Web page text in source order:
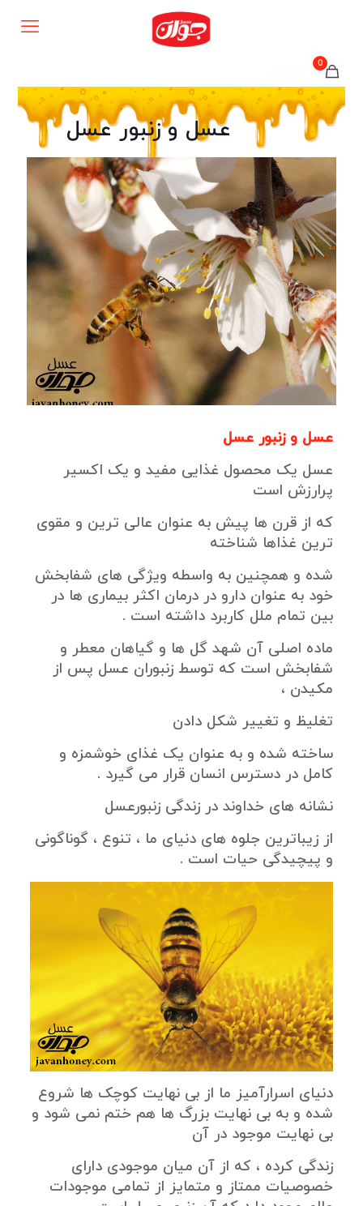
0
عسل و زنبور عسل
عسل و زنبور عسل
عسل یک محصول غذایی مفید و یک اکسیر
پرارزش است
که از قرن ها پیش به عنوان عالی ترین و مقوی
ترین غذاها شناخته
شده و همچنین به واسطه ویژگی های شفابخش
خود به عنوان دارو در درمان اکثر بیماری ها در
بین تمام ملل کاربرد داشته است .
ماده اصلی آن شهد گل ها و گیاهان معطر و
شفابخش است که توسط زنبوران عسل پس از
مکیدن ،
تغلیظ و تغییر شکل دادن
ساخته شده و به عنوان یک غذای خوشمزه و
کامل در دسترس انسان قرار می گیرد .
نشانه های خداوند در زندگی زنبورعسل
از زیباترین جلوه های دنیای ما ، تنوع ، گوناگونی
و پیچیدگی حیات است .
دنیای اسرارآمیز ما از بی نهایت کوچک ها شروع
شده و به بی نهایت بزرگ ها هم ختم نمی شود و
بی نهایت موجود در آن
زندگی کرده ، که از آن میان موجودی دارای
خصوصیات ممتاز و متمایز از تمامی موجودات